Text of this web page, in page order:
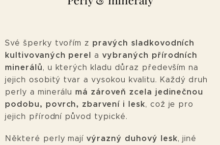
Své šperky tvořím z pravých sladkovodních
kultivovaných perelavybraných přírodních
minerálů, u kterých kladu důraz především na
jejich osobitý tvar a vysokou kvalitu. Každý druh
perly a minerálu má zároveň zcela jedinečnou
podobu, povrch, zbarvení i lesk, což je pro
jejich přírodní původ typické.
Některé perly majívýrazný duhový lesk, jiné